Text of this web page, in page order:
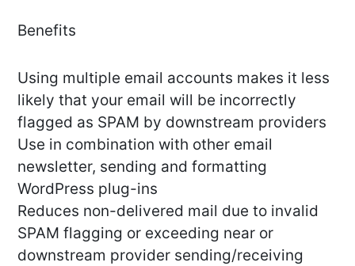
Benefits
Using multiple email accounts makes it less
likely that your email will be incorrectly
flagged as SPAM by downstream providers
Use in combination with other email
newsletter, sending and formatting
WordPress plug-ins
Reduces non-delivered mail due to invalid
SPAM flagging or exceeding near or
downstream provider sending/receiving